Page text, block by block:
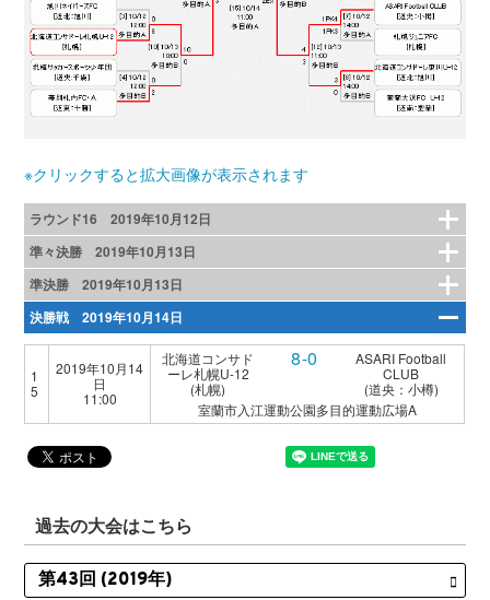
※クリックすると拡大画像が表示されます
ラウンド16 2019年10月12日
準々決勝 2019年10月13日
準決勝 2019年10月13日
決勝戦 2019年10月14日
1
5
2019年10月14
日
11:00
北海道コンサド
ーレ札幌U-12
(札幌)
8-0
ASARI Football
CLUB
(道央：小樽)
室蘭市入江運動公園多目的運動広場A
過去の大会はこちら